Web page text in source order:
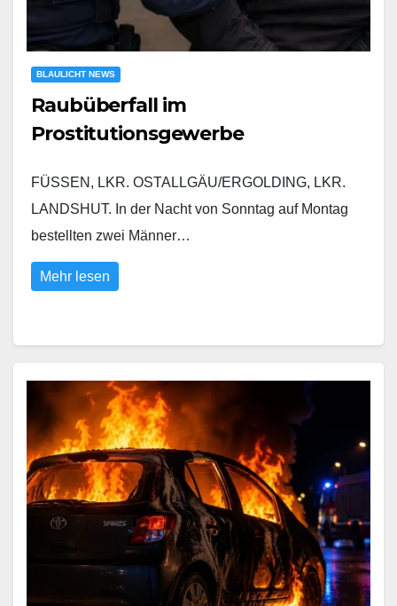
BLAULICHT NEWS
Raubüberfall im
Prostitutionsgewerbe
FÜSSEN, LKR. OSTALLGÄU/ERGOLDING, LKR.
LANDSHUT. In der Nacht von Sonntag auf Montag
bestellten zwei Männer…
Mehr lesen